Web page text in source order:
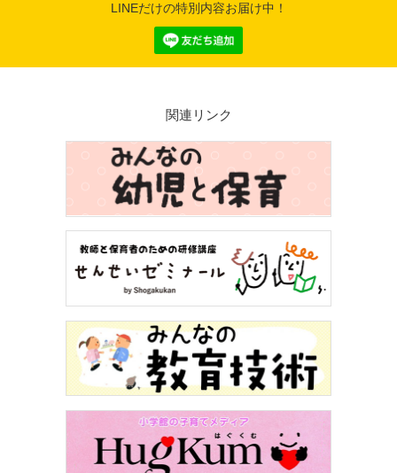
LINEだけの特別内容お届け中！
関連リンク